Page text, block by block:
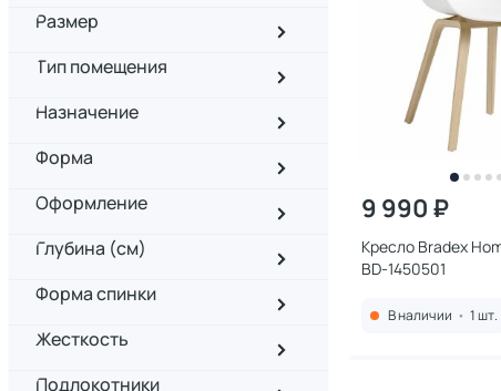
Размер
Тип помещения
Назначение
Форма
Оформление
Глубина (см)
Форма спинки
Жесткость
Подлокотники
9 990 ₽
Кресло Bradex
BD-1450501
В наличии • 1 шт.